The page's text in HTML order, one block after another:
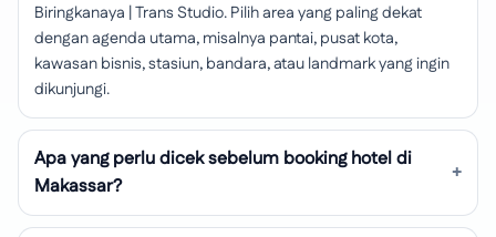
Biringkanaya | Trans Studio. Pilih area yang paling dekat
dengan agenda utama, misalnya pantai, pusat kota,
kawasan bisnis, stasiun, bandara, atau landmark yang ingin
dikunjungi.
Apa yang perlu dicek sebelum booking hotel di
Makassar?